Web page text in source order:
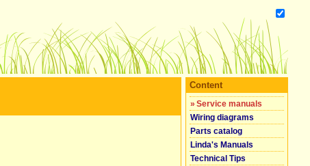
Content
» Service manuals
Wiring diagrams
Parts catalog
Linda's Manuals
Technical Tips